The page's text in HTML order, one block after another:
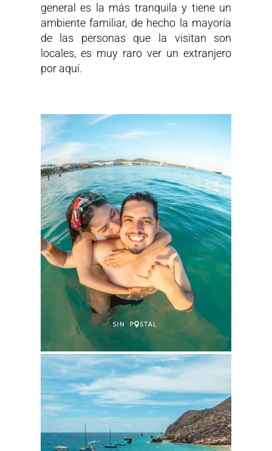
general es la más tranquila y tiene un
ambiente familiar, de hecho la mayoría
de las personas que la visitan son
locales, es muy raro ver un extranjero
por aquí.